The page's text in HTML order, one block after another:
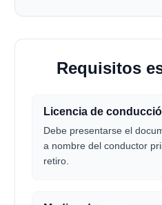
Requisitos
Licencia de
Debe presentarse el
a nombre del conductor
retiro.